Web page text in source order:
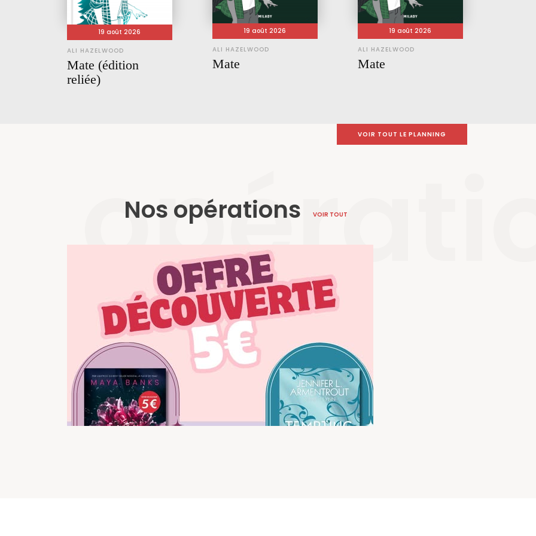
19 août 2026
ALI HAZELWOOD
Mate (édition
reliée)
19 août 2026
ALI HAZELWOOD
Mate
19 août 2026
ALI HAZELWOOD
Mate
VOIR TOUT LE PLANNING
Nos opérations VOIR TOUT